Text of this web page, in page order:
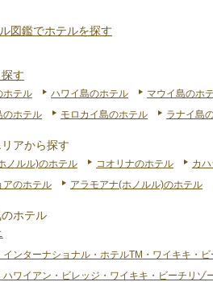
図鑑でホテルを探す
す
ホテル ハワイ島のホテル
マウイ島のホ
のホテル
モロカイ島のホテル ラナイ島
アから探す
ノルル)のホテル コオリナのホテル
カ
アのホテル
アラモアナ(ホノルル)のホテル
ホテル
インターナショナル・ホテルTM・ワイキキ・ビ
ハワイアン・ビレッジ・ワイキキ・ビーチリゾ